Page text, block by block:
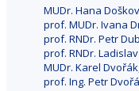
MUDr. Hana
prof. MUDr. Ivana
prof. RNDr. Petr
prof. RNDr.
MUDr. Karel
prof. Ing. Petr